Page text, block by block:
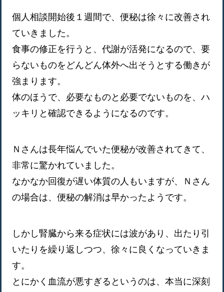
個人相談開始後１週間で、便秘は徐々に改善され
ていきました。
食事の修正を行うと、代謝が活発になるので、要
らないものをどんどん体外へ出そうとする働きが
強まります。
体のほうで、必要なものと必要でないものを、ハ
ッキリと確認できるようになるのです。
Ｎさんは長年悩んでいた便秘が改善されてきて、
非常に驚かれていました。
なかなか回復が遅い体質の人もいますが、Ｎさん
の場合は、便秘の解消は早かったようです。
しかし腎臓から来る症状には波があり、出たり引
いたりを繰り返しつつ、徐々に良くなっていきま
す。
とにかく血流が悪すぎるというのは、本当に深刻